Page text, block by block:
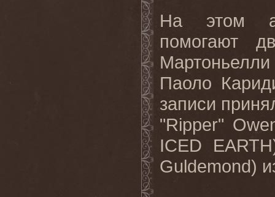
На этом
помогают
Паоло
записи
"Ripper"
ICED
EARTH
Guldemond)